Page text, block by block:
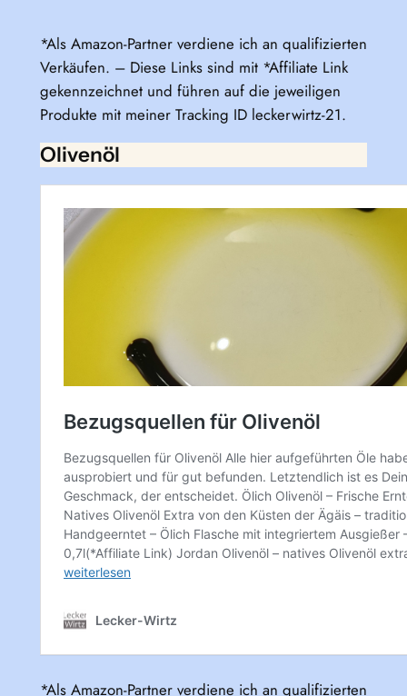
*Als Amazon-Partner verdiene ich an qualifizierten
Verkäufen. – Diese Links sind mit *Affiliate Link
gekennzeichnet und führen auf die jeweiligen
Produkte mit meiner Tracking ID leckerwirtz-21.
Olivenöl
*Als Amazon-Partner verdiene ich an qualifizierten